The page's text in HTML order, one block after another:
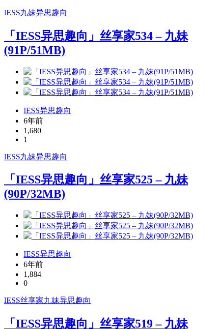
IESS九妹异思趣向
「IESS异思趣向」丝享家534 – 九妹
(91P/51MB)
IESS异思趣向
6年前
1,680
1
IESS九妹异思趣向
「IESS异思趣向」丝享家525 – 九妹
(90P/32MB)
IESS异思趣向
6年前
1,884
0
IESS丝享家九妹异思趣向
「IESS异思趣向」丝享家519 – 九妹